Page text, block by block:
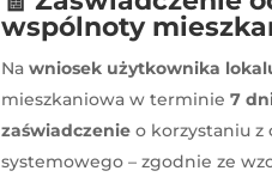
wspólnoty
Na wniosek użytkownika
mieszkaniowa w terminie 7
zaświadczenieo korzystaniu z
systemowego – zgodnie ze